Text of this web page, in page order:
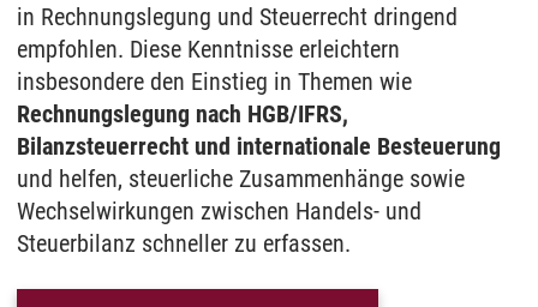
in Rechnungslegung und Steuerrecht dringend
empfohlen. Diese Kenntnisse erleichtern
insbesondere den Einstieg in Themen wie
Rechnungslegung nach HGB/IFRS,
Bilanzsteuerrecht und internationale Besteuerung
und helfen, steuerliche Zusammenhänge sowie
Wechselwirkungen zwischen Handels- und
Steuerbilanz schneller zu erfassen.